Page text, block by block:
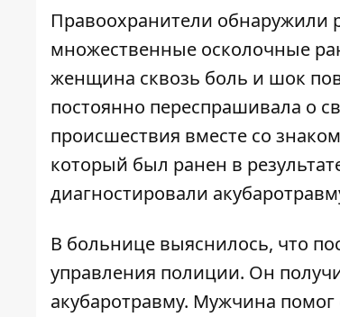
Правоохранители
множественные осколочные
женщина сквозь боль и шок
постоянно переспрашивала о
происшествия вместе со
который был ранен в
диагностировали
В больнице выяснилось, что
управления полиции. Он
акубаротравму. Мужчина